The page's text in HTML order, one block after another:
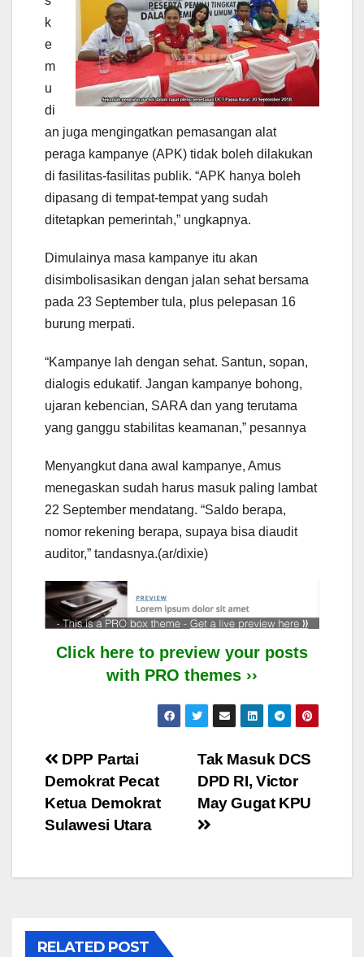
k
e
m
u
di
an juga mengingatkan pemasangan alat
peraga kampanye (APK) tidak boleh dilakukan
di fasilitas-fasilitas publik. “APK hanya boleh
dipasang di tempat-tempat yang sudah
ditetapkan pemerintah,” ungkapnya.
Dimulainya masa kampanye itu akan
disimbolisasikan dengan jalan sehat bersama
pada 23 September tula, plus pelepasan 16
burung merpati.
“Kampanye lah dengan sehat. Santun, sopan,
dialogis edukatif. Jangan kampanye bohong,
ujaran kebencian, SARA dan yang terutama
yang ganggu stabilitas keamanan,” pesannya
Menyangkut dana awal kampanye, Amus
menegaskan sudah harus masuk paling lambat
22 September mendatang. “Saldo berapa,
nomor rekening berapa, supaya bisa diaudit
auditor,” tandasnya.(ar/dixie)
Click here to preview your posts
with PRO themes ››
Post
navigation
Tak Masuk DCS
DPD RI, Victor
May Gugat KPU
DPP Partai
Demokrat Pecat
Ketua Demokrat
Sulawesi Utara
RELATED POST